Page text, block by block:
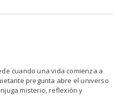
cuando una vida comienza a
pregunta abre el universo
misterio, reflexión y